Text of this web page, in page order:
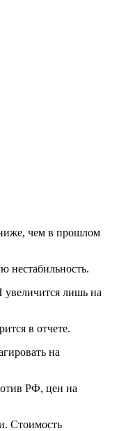
чем в прошлом
нестабильность.
увеличится лишь на
в отчете.
на
РФ, цен на
Стоимость